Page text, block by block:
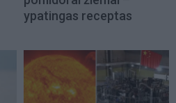
ypatingas receptas